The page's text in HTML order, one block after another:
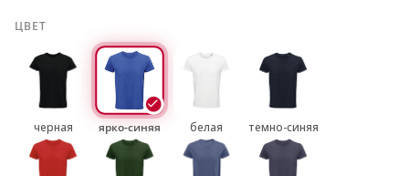
ЦВЕТ
черная ярко-синяя белая темно-синяя